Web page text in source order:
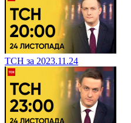
ТСН за 2023.11.24